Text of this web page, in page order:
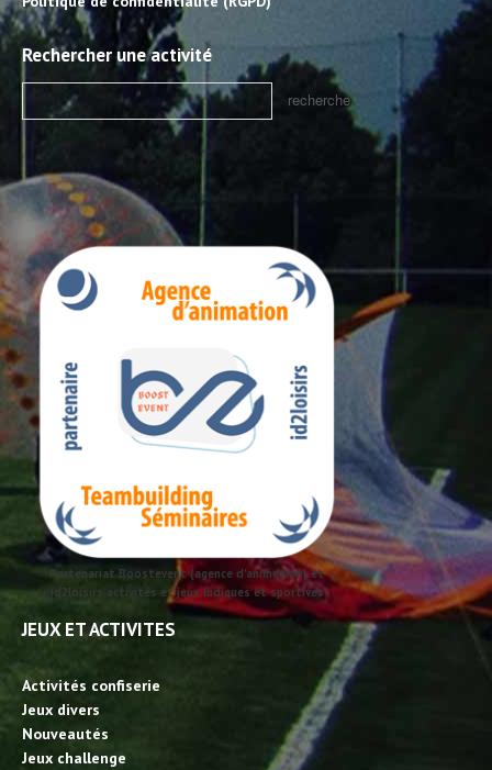
Rechercher une activité
Partenariat Boostevent (agence d'animation) et
id2loisirs activités et jeux ludiques et sportives
JEUX ET ACTIVITES
Activités confiserie
Jeux divers
Nouveautés
Jeux challenge